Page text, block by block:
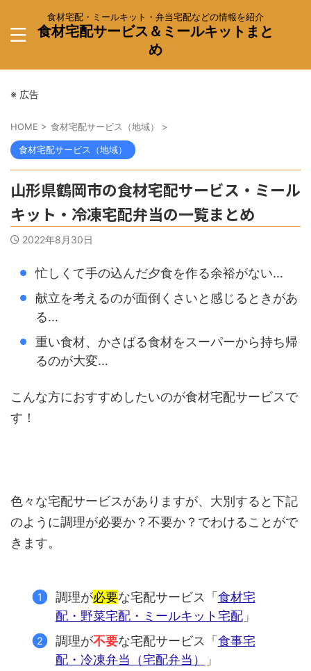
食材宅配・ミールキット・弁当宅配などの情報を紹介
食材宅配サービス＆ミールキットまと
め
※ 広告
HOME > 食材宅配サービス（地域） >
食材宅配サービス（地域）
山形県鶴岡市の食材宅配サービス・ミール
キット・冷凍宅配弁当の一覧まとめ
2022年8月30日
忙しくて手の込んだ夕食を作る余裕がない…
献立を考えるのが面倒くさいと感じるときがあ
る…
重い食材、かさばる食材をスーパーから持ち帰
るのが大変…
こんな方におすすめしたいのが食材宅配サービスで
す！
色々な宅配サービスがありますが、大別すると下記
のように調理が必要か？不要か？でわけることがで
きます。
調理が必要な宅配サービス「食材宅
配・野菜宅配・ミールキット宅配」
調理が不要な宅配サービス「食事宅
配・冷凍弁当（宅配弁当）
」